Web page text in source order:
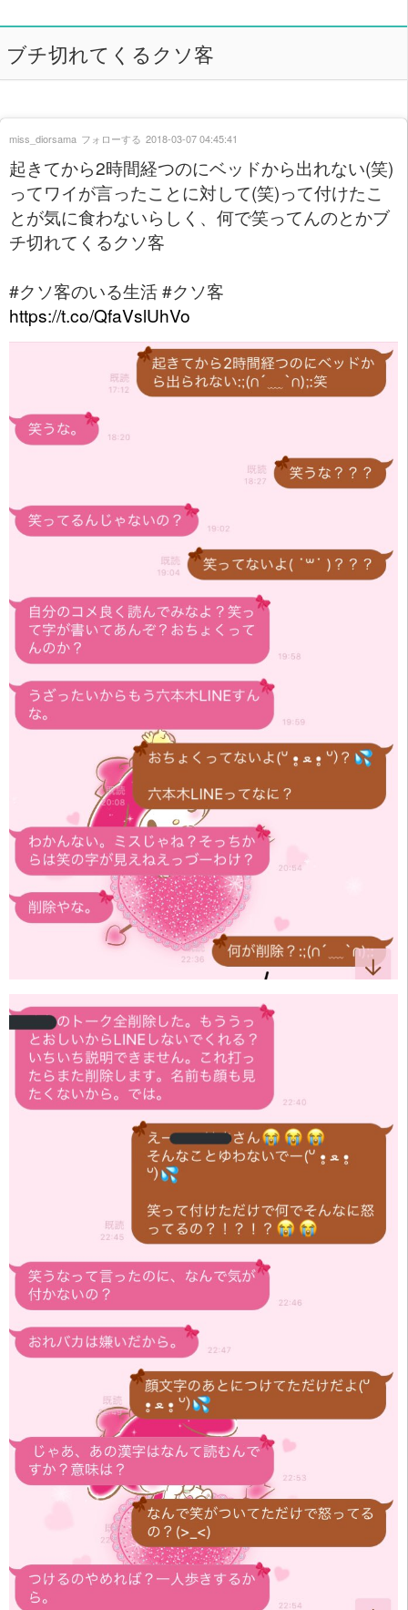
ブチ切れてくるクソ客
起きてから2時間経つのにベッドから出れない(笑)
ってワイが言ったことに対して(笑)って付けたこ
とが気に食わないらしく、何で笑ってんのとかブ
チ切れてくるクソ客
#クソ客のいる生活 #クソ客
https://t.co/QfaVslUhVo
miss_diorsama フォローする 2018-03-07 04:45:41